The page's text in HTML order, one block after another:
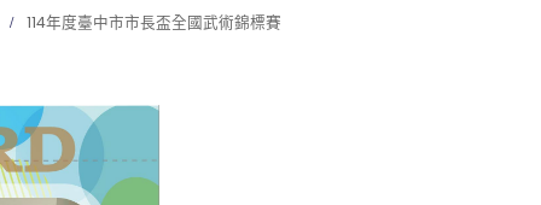
114年度臺中市市長盃全國武術錦標賽